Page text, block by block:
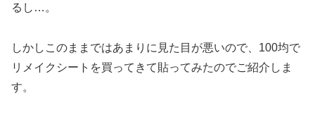
るし…。
しかしこのままではあまりに見た目が悪いので、100均で
リメイクシートを買ってきて貼ってみたのでご紹介しま
す。